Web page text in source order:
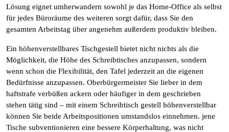
Lösung eignet umherwandern sowohl je das Home-Office als selbst
für jedes Büroräume des weiteren sorgt dafür, dass Sie den
gesamten Arbeitstag über angenehm außerdem produktiv bleiben.
Ein höhenverstellbares Tischgestell bietet nicht nichts als die
Möglichkeit, die Höhe des Schreibtisches anzupassen, sondern
wenn schon die Flexibilität, den Tafel jederzeit an die eigenen
Bedürfnisse anzupassen. Oberbürgermeister Sie lieber in dem
haftstrafe verbüßen ackern oder häufiger in dem geschrieben
stehen tätig sind – mit einem Schreibtisch gestell höhenverstellbar
können Sie beide Arbeitspositionen umstandslos einnehmen. jene
Tische subventionieren eine bessere Körperhaltung, was nicht